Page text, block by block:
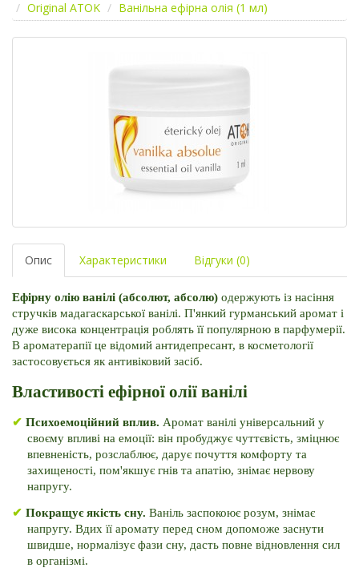
Original ATOK
Ванільна ефірна олія (1 мл)
Опис Характеристики Відгуки (0)
Ефірну олію ванілі (абсолют, абсолю) одержують із насіння
стручків мадагаскарської ванілі. П'янкий гурманський аромат і
В ароматерапії це відомий антидепресант, в косметології
застосовується як антивіковий засіб.
Властивості ефірної олії ванілі
✔ Психоемоційний вплив. Аромат ванілі універсальний у
своєму впливі на емоції: він пробуджує чуттєвість, зміцнює
впевненість, розслаблює, дарує почуття комфорту та
захищеності, пом'якшує гнів та апатію, знімає нервову
напругу.
✔ Покращує якість сну. Ваніль заспокоює розум, знімає
напругу. Вдих її аромату перед сном допоможе заснути
швидше, нормалізує фази сну, дасть повне відновлення сил
в організмі.